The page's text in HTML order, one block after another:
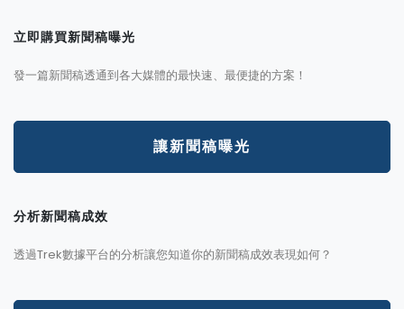
立即購買新聞稿曝光
發一篇新聞稿透通到各大媒體的最快速、最便捷的方案！
讓新聞稿曝光
分析新聞稿成效
透過Trek數據平台的分析讓您知道你的新聞稿成效表現如何？